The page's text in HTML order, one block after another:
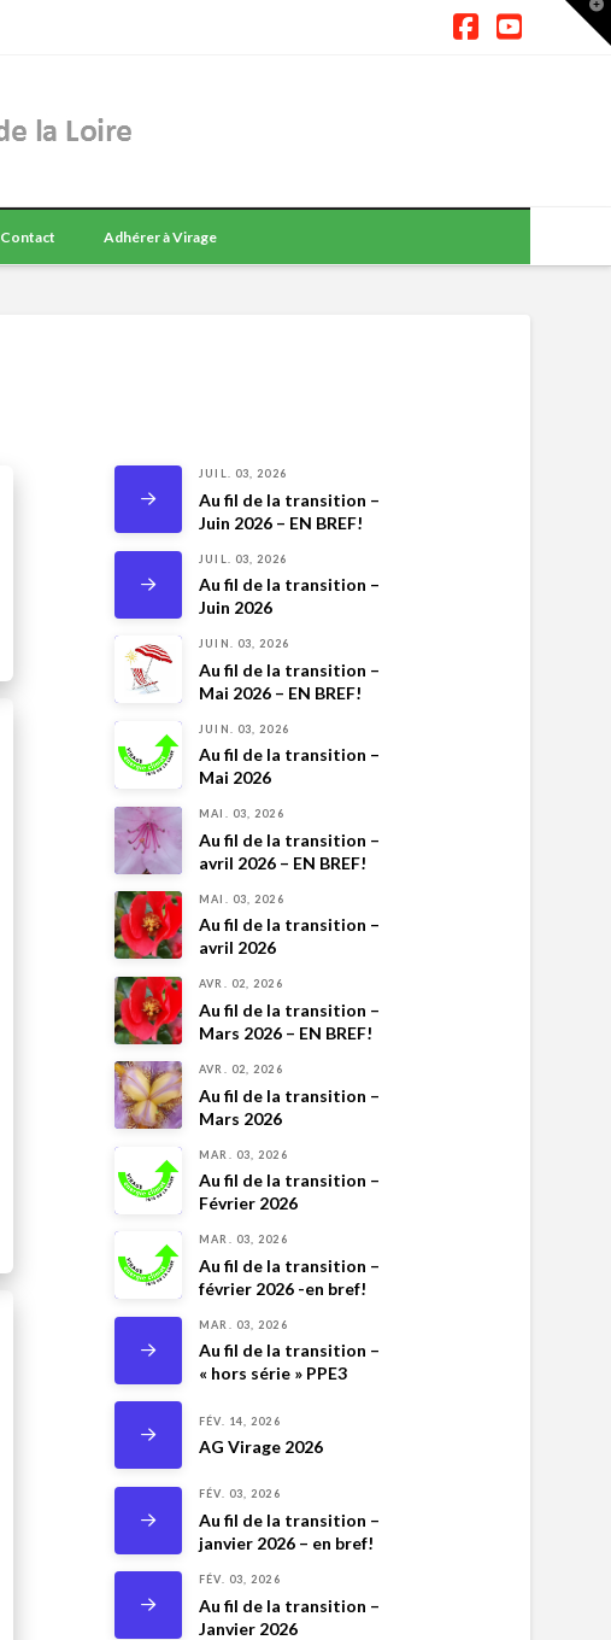
Contact Adhérer à Virage
JUIL. 03, 2026
Au fil de la transition –
Juin 2026 – EN BREF!
JUIL. 03, 2026
Au fil de la transition –
Juin 2026
JUIN. 03, 2026
Au fil de la transition –
Mai 2026 – EN BREF!
JUIN. 03, 2026
Au fil de la transition –
Mai 2026
MAI. 03, 2026
Au fil de la transition –
avril 2026 – EN BREF!
MAI. 03, 2026
Au fil de la transition –
avril 2026
AVR. 02, 2026
Au fil de la transition –
Mars 2026 – EN BREF!
AVR. 02, 2026
Au fil de la transition –
Mars 2026
MAR. 03, 2026
Au fil de la transition –
Février 2026
MAR. 03, 2026
Au fil de la transition –
février 2026 -en bref!
MAR. 03, 2026
Au fil de la transition –
« hors série » PPE3
FÉV. 14, 2026
AG Virage 2026
FÉV. 03, 2026
Au fil de la transition –
janvier 2026 – en bref!
FÉV. 03, 2026
Au fil de la transition –
Janvier 2026